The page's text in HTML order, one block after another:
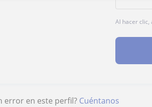
Al hacer
error en este perfil? Cuéntanos